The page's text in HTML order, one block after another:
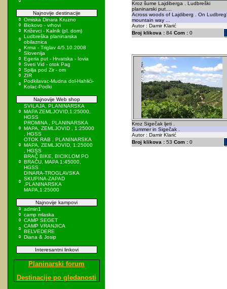
Najnovije destinacije
Omiska Dinara Kruzno
Biokovo - vrhovi
Križevci - Kalnik (pl. dom)
Ludbreška planinarska
obilaznica
Krma - Triglav 4/5.10.2008
Slovenija
Egeria put - Hrvatska - Iovia
Sveti Vid - otok Pag
Spilja pod Zir - om
ZIR
Podkilavac-Mudna dol-Hahlići-
Kolac-Podki
Najnovije Web shop
SVILAJA, PLANINARSKA
MAPA ZEMLJOVID,1:25000,
HGSS
PROMINA , PLANINARSKA
MAPA, ZEMLJOVID , 1:25000
, HGSS
OTOK RAB , PLANINARSKA
MAPA, ZEMLJOVID, 1:25000
, HGSS
BRAČ BIKE, BICIKLOM PO
BRAČU, MAPA 1:45000,
HGSS
DINARA-TROGLAVSKA
SKUPINA-ZAPAD
,PLANINARSKA
MAPA,1:25000
Najnovije kampovi
admin1
camp mlaska
CAMP SEGET
CAMP VRANJICA
BELVEDERE
Diana & Josip
Interesantni linkovi
Planinarski forum
Destinacije po gledanosti
Kroz šume Lajdiberga . Ludbreški
planinarski put....
Across woods of Lajdiberg . On
mountain way ...
Autor : Damir Klarić
Broj klikova :84 Com :0
Kroz Sigečak ljeti .
Summer in Sigečak .
Autor : Damir Klarić
Broj klikova :53 Com :0